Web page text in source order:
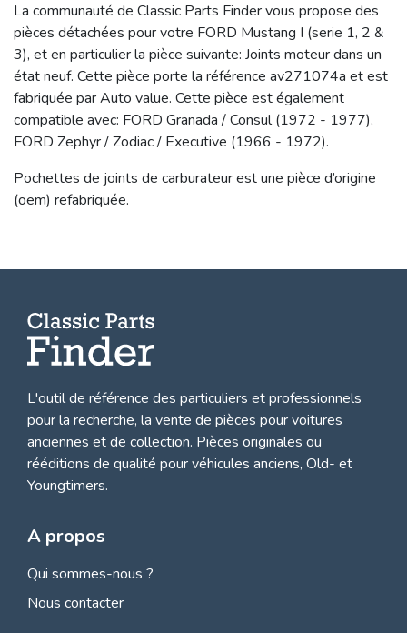
La communauté de Classic Parts Finder vous propose des
pièces détachées pour votre FORD Mustang I (serie 1, 2 &
3), et en particulier la pièce suivante: Joints moteur dans un
état neuf. Cette pièce porte la référence av271074a et est
fabriquée par Auto value. Cette pièce est également
compatible avec: FORD Granada / Consul (1972 - 1977),
FORD Zephyr / Zodiac / Executive (1966 - 1972).
Pochettes de joints de carburateur est une pièce d’origine
(oem) refabriquée.
L'outil de référence des particuliers et professionnels
pour la recherche, la vente de pièces pour voitures
anciennes et de collection. Pièces originales ou
rééditions de qualité pour véhicules anciens, Old- et
Youngtimers.
A propos
Qui sommes-nous ?
Nous contacter